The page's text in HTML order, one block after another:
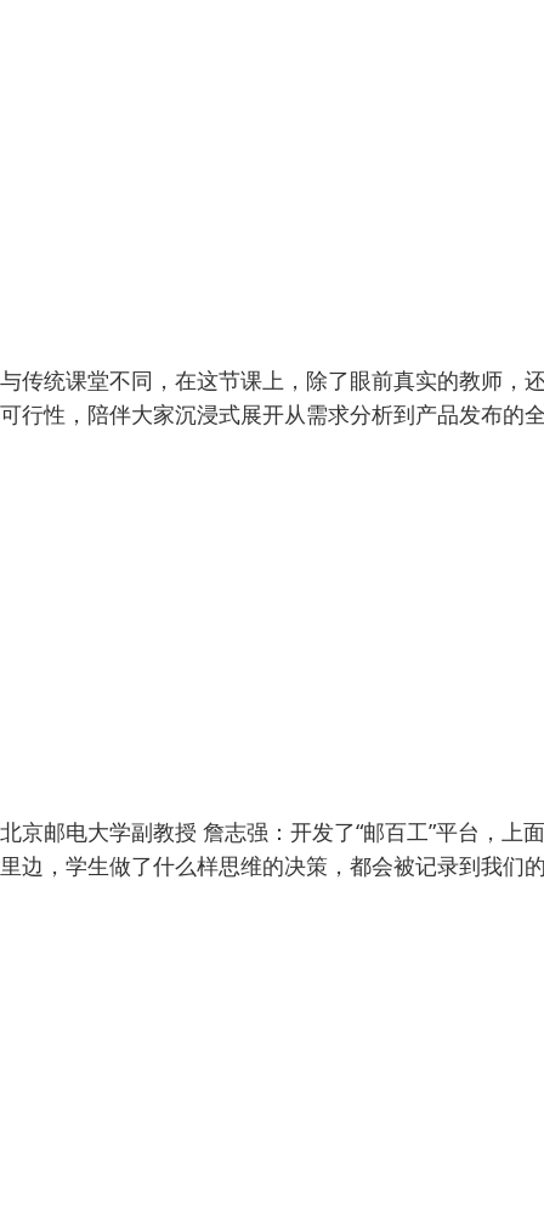
与传统课堂不同，在这节课上，除了眼前真实的教师，
可行性，陪伴大家沉浸式展开从需求分析到产品发布的
北京邮电大学副教授 詹志强：开发了“邮百工”平台，
里边，学生做了什么样思维的决策，都会被记录到我们